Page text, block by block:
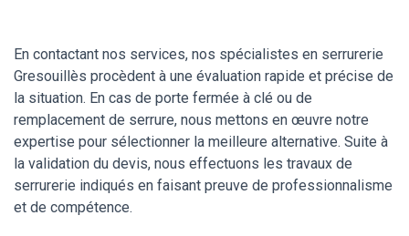
En contactant nos services, nos spécialistes en serrurerie
Gresouillès procèdent à une évaluation rapide et précise de
la situation. En cas de porte fermée à clé ou de
remplacement de serrure, nous mettons en œuvre notre
expertise pour sélectionner la meilleure alternative. Suite à
la validation du devis, nous effectuons les travaux de
serrurerie indiqués en faisant preuve de professionnalisme
et de compétence.